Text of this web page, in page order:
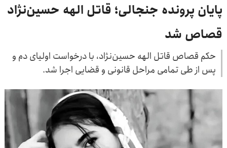
پایان پرونده جنجالی؛ قاتل الهه حسین‌نژاد
قصاص شد
حکم قصاص قاتل الهه حسین‌نژاد، با درخواست اولیای دم و
پس از طی تمامی مراحل قانونی و قضایی اجرا شد.